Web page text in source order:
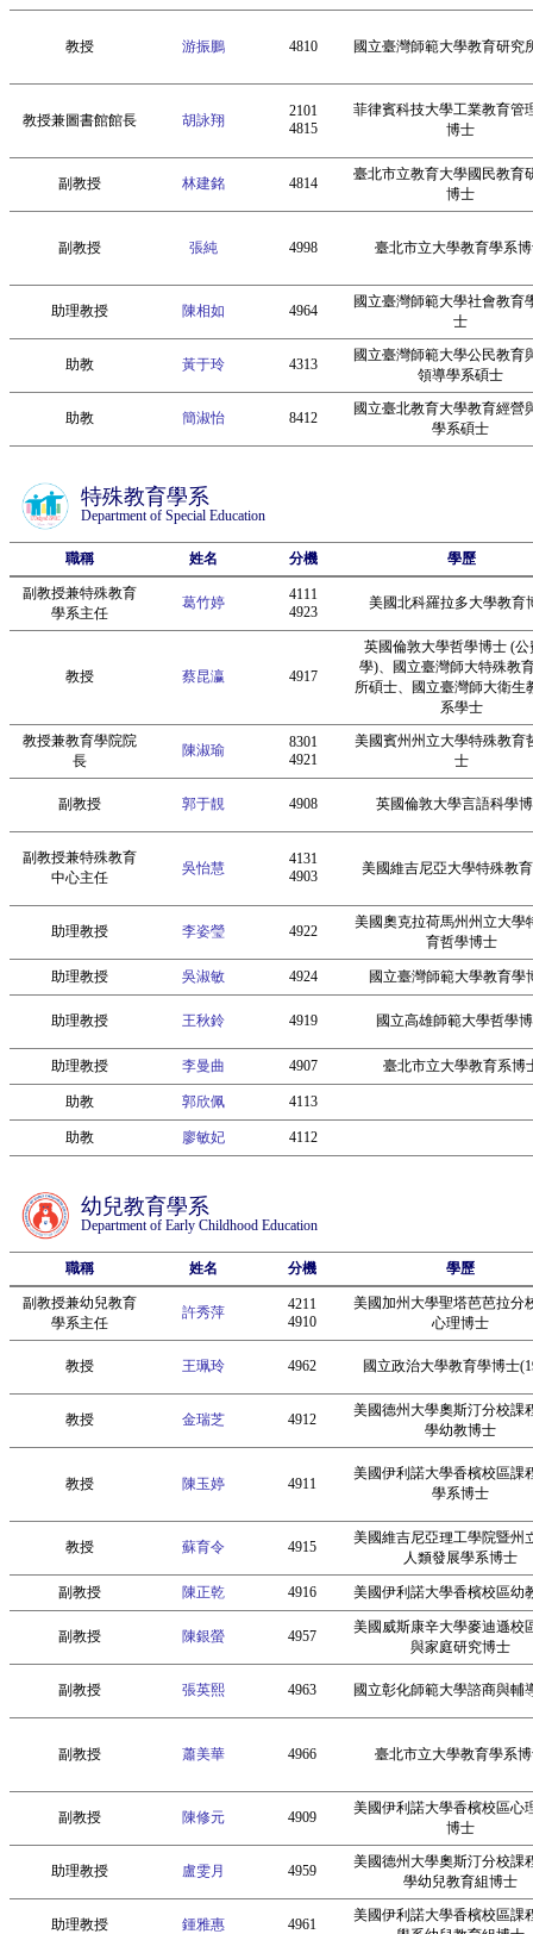
教授 游振鵬 4810 國立臺灣師範大學教育研究
教授兼圖書館館長 胡詠翔
2101
4815
菲律賓科技大學工業教育管
博士
副教授 林建銘 4814
臺北市立教育大學國民教育
博士
副教授 張純 4998 臺北市立大學教育學系
助理教授 陳相如 4964
國立臺灣師範大學社會教育
士
助教 黃于玲 4313
國立臺灣師範大學公民教育
領導學系碩士
助教 簡淑怡 8412
國立臺北教育大學教育經營
學系碩士
特殊教育學系
Department of Special Education
職稱 姓名 分機 學歷
副教授兼特殊教育
學系主任
葛竹婷
4111
4923
美國北科羅拉多大學教育
教授 蔡昆瀛 4917
英國倫敦大學哲學博士 (公
學)、國立臺灣師大特殊教
所碩士、國立臺灣師大衛生
系學士
教授兼教育學院院
長
陳淑瑜
8301
4921
美國賓州州立大學特殊教育
士
副教授 郭于靚 4908 英國倫敦大學言語科學
副教授兼特殊教育
中心主任
吳怡慧
4131
4903
美國維吉尼亞大學特殊教
助理教授 李姿瑩 4922
美國奧克拉荷馬州州立大學
育哲學博士
助理教授 吳淑敏 4924 國立臺灣師範大學教育學
助理教授 王秋鈴 4919 國立高雄師範大學哲學
助理教授 李曼曲 4907 臺北市立大學教育系博
助教 郭欣佩 4113
助教 廖敏妃 4112
幼兒教育學系
Department of Early Childhood Education
職稱 姓名 分機 學歷
副教授兼幼兒教育
學系主任
許秀萍
4211
4910
美國加州大學聖塔芭芭拉分
心理博士
教授 王珮玲 4962 國立政治大學教育學博士
教授 金瑞芝 4912
美國德州大學奧斯汀分校課
學幼教博士
教授 陳玉婷 4911
美國伊利諾大學香檳校區課
學系博士
教授 蘇育令 4915
美國維吉尼亞理工學院暨州
人類發展學系博士
副教授 陳正乾 4916 美國伊利諾大學香檳校區幼
副教授 陳銀螢 4957
美國威斯康辛大學麥迪遜校
與家庭研究博士
副教授 張英熙 4963 國立彰化師範大學諮商與輔
副教授 蕭美華 4966 臺北市立大學教育學系
副教授 陳修元 4909
美國伊利諾大學香檳校區心
博士
助理教授 盧雯月 4959
美國德州大學奧斯汀分校課
學幼兒教育組博士
助理教授 鍾雅惠 4961
美國伊利諾大學香檳校區課